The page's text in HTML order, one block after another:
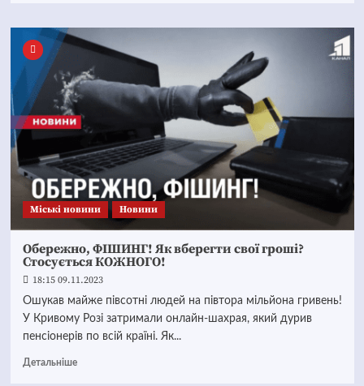
Mіські новини Новини
Обережно, ФІШИНГ! Як вберегти свої гроші?
Стосується КОЖНОГО!
18:15 09.11.2023
Ошукав майже півсотні людей на півтора мільйона гривень!
У Кривому Розі затримали онлайн-шахрая, який дурив
пенсіонерів по всій країні. Як...
Детальніше